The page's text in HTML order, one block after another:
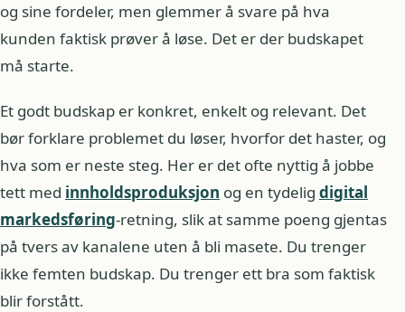
og sine fordeler, men glemmer å svare på hva
kunden faktisk prøver å løse. Det er der budskapet
må starte.
Et godt budskap er konkret, enkelt og relevant. Det
bør forklare problemet du løser, hvorfor det haster, og
hva som er neste steg. Her er det ofte nyttig å jobbe
tett med innholdsproduksjon og en tydelig digital
markedsføring-retning, slik at samme poeng gjentas
på tvers av kanalene uten å bli masete. Du trenger
ikke femten budskap. Du trenger ett bra som faktisk
blir forstått.